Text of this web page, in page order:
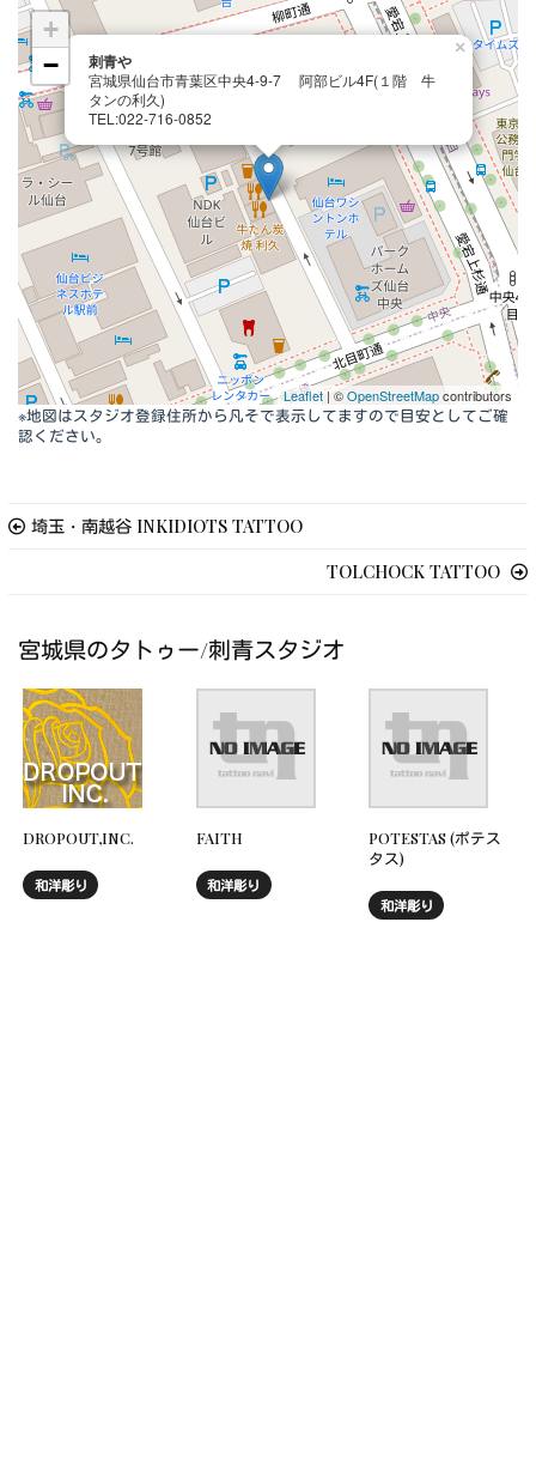
刺青や
宮城県仙台市青葉区中央4-9-7 阿部ビル4F(１階 牛
タンの利久)
TEL:022-716-0852
×
+
−
Leaflet| ©OpenStreetMapcontributors
※地図はスタジオ登録住所から凡そで表示してますので目安としてご確
認ください。
埼玉・南越谷 INKIDIOTS TATTOO
TOLCHOCK TATTOO
宮城県のタトゥー/刺青スタジオ
DROPOUT,INC.
和洋彫り
FAITH
和洋彫り
POTESTAS (ポテス
タス)
和洋彫り